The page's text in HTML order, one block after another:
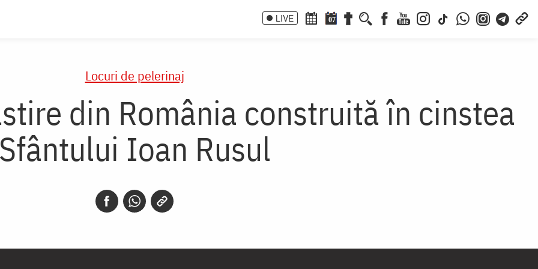
LIVE 07
Locuri de pelerinaj
din România construită în cinstea
Sfântului Ioan Rusul